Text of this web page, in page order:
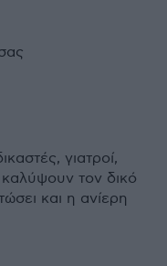
γιατροί,
τον δικό
και η ανίερη